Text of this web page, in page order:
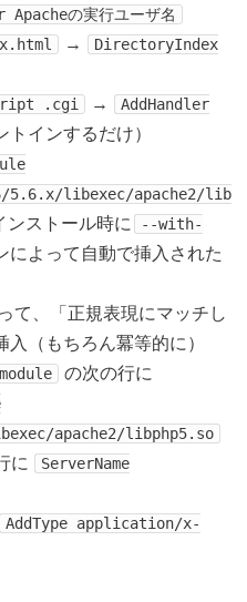
Apacheの実行ユーザ名
→
DirectoryIndex
.cgi
→
AddHandler
トインするだけ）
5.6.x/libexec/apache2/lib
ンストール時に
--with-
によって自動で挿入された
て、「正規表現にマッチし
（もちろん冪等的に）
の次の行に
apache2/libphp5.so
に
ServerName
AddType application/x-